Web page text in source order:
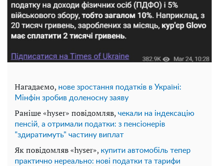
Нагадаємо, нове зростання податків в Україні:
Мінфін зробив доленосну заяву
Раніше «hyser» повідомляв, чекали на індексацію
пенсій, а отримали податки: з пенсіонерів
"здиратимуть" частину виплат
Як повідомляв «hyser», купити автомобіль тепер
практично нереально: нові податки та тарифи